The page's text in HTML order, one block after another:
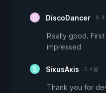
DiscoDancer 8 4
Really good. First
impressed
SixusAxis 5 4월
Thank you for